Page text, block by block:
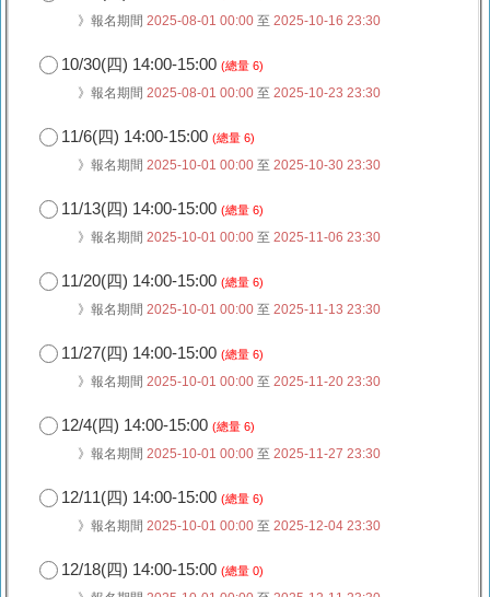
》報名期間 2025-08-01 00:00 至 2025-10-16 23:30
10/30(四) 14:00-15:00 (總量 6)
》報名期間 2025-08-01 00:00 至 2025-10-23 23:30
11/6(四) 14:00-15:00 (總量 6)
》報名期間 2025-10-01 00:00 至 2025-10-30 23:30
11/13(四) 14:00-15:00 (總量 6)
》報名期間 2025-10-01 00:00 至 2025-11-06 23:30
11/20(四) 14:00-15:00 (總量 6)
》報名期間 2025-10-01 00:00 至 2025-11-13 23:30
11/27(四) 14:00-15:00 (總量 6)
》報名期間 2025-10-01 00:00 至 2025-11-20 23:30
12/4(四) 14:00-15:00 (總量 6)
》報名期間 2025-10-01 00:00 至 2025-11-27 23:30
12/11(四) 14:00-15:00 (總量 6)
》報名期間 2025-10-01 00:00 至 2025-12-04 23:30
12/18(四) 14:00-15:00 (總量 0)